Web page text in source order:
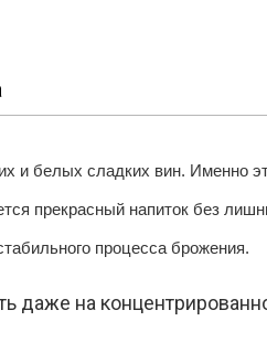
и белых сладких вин. Именно
прекрасный напиток без
процесса брожения.
даже на